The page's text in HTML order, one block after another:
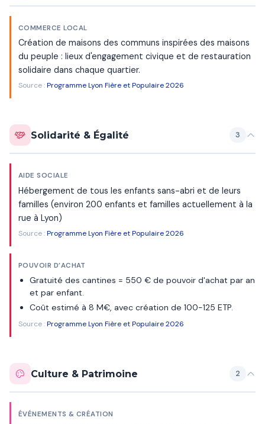
COMMERCE LOCAL
Création de maisons des communs inspirées des maisons
du peuple : lieux d'engagement civique et de restauration
solidaire dans chaque quartier.
Source :Programme Lyon Fière et Populaire 2026
Solidarité & Égalité 3
AIDE SOCIALE
Hébergement de tous les enfants sans-abri et de leurs
familles (environ 200 enfants et familles actuellement à la
rue à Lyon)
Source :Programme Lyon Fière et Populaire 2026
POUVOIR D’ACHAT
Gratuité des cantines = 550 € de pouvoir d'achat par an
et par enfant.
Coût estimé à 8 M€, avec création de 100-125 ETP.
Source :Programme Lyon Fière et Populaire 2026
Culture & Patrimoine 2
ÉVÉNEMENTS & CRÉATION